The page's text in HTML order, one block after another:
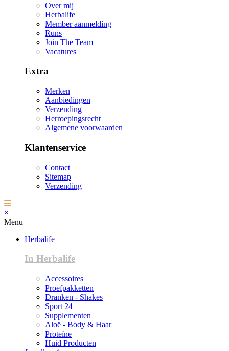
Over mij
Herbalife
Member aanmelding
Runs
Join The Team
Vacatures
Extra
Merken
Aanbiedingen
Verzending
Herroepingsrecht
Algemene voorwaarden
Klantenservice
Contact
Sitemap
Verzending
×
Menu
Herbalife
In Herbalife
Accessoires
Proefpakketten
Dranken - Shakes
Sport 24
Supplementen
Aloë - Body & Haar
Proteïne
Huid Producten